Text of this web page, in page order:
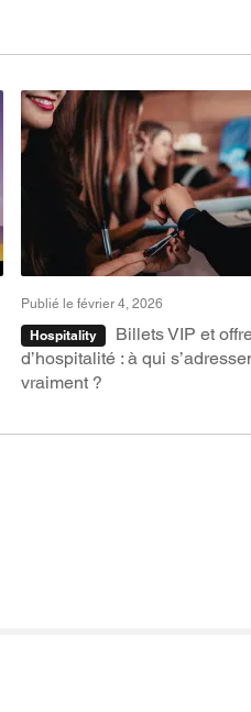
Publié le février 4, 2026
Hospitality
Billets VIP et
d’hospitalité : à qui
vraiment ?